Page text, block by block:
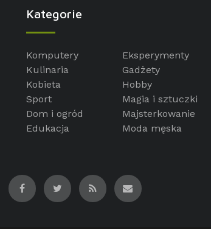
Kategorie
Komputery
Kulinaria
Kobieta
Sport
Dom i ogród
Edukacja
Eksperymenty
Gadżety
Hobby
Magia i sztuczki
Majsterkowanie
Moda męska